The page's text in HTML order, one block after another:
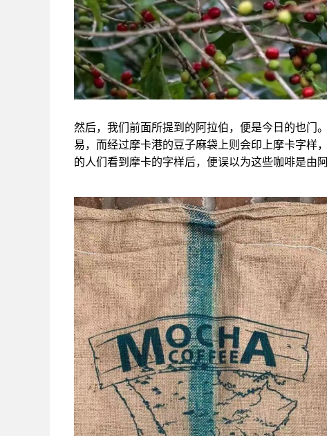
然后，我们前面所提到的阿拉伯，便是今日的也门
易，而经过摩卡港的豆子麻袋上则会印上摩卡字样
的人们看到摩卡的字样后，便误以为这些咖啡是由